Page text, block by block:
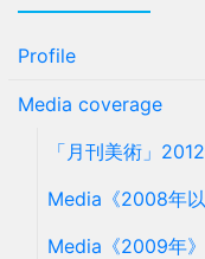
Profile
Media coverage
「月刊美術」
Media《2008年以
Media《2009年》